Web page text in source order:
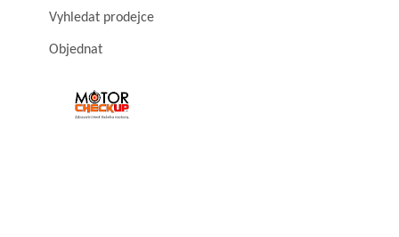
Vyhledat prodejce
Objednat